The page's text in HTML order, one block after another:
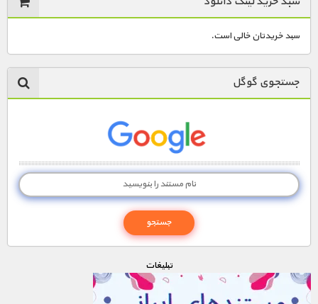
سبد خریدتان خالی است.
جستجوی گوگل
تبليغات